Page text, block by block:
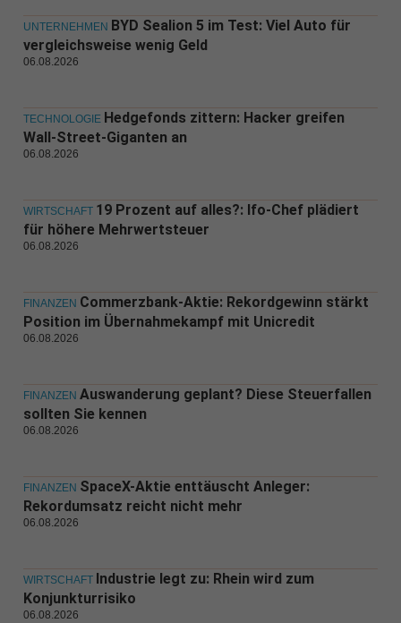
UNTERNEHMEN BYD Sealion 5 im Test: Viel Auto für
vergleichsweise wenig Geld
06.08.2026
TECHNOLOGIE Hedgefonds zittern: Hacker greifen
Wall-Street-Giganten an
06.08.2026
WIRTSCHAFT 19 Prozent auf alles?: Ifo-Chef plädiert
für höhere Mehrwertsteuer
06.08.2026
FINANZEN Commerzbank-Aktie: Rekordgewinn stärkt
Position im Übernahmekampf mit Unicredit
06.08.2026
FINANZEN Auswanderung geplant? Diese Steuerfallen
sollten Sie kennen
06.08.2026
FINANZEN SpaceX-Aktie enttäuscht Anleger:
Rekordumsatz reicht nicht mehr
06.08.2026
WIRTSCHAFT Industrie legt zu: Rhein wird zum
Konjunkturrisiko
06.08.2026